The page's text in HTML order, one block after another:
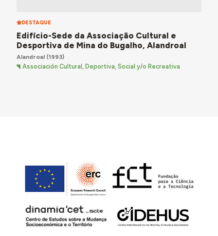
DESTAQUE
Edifício-Sede da Associação Cultural e
Desportiva de Mina do Bugalho, Alandroal
Alandroal(1993)
Associación Cultural, Deportiva, Social y/o Recreativa